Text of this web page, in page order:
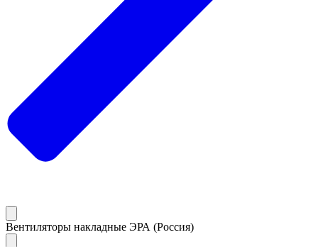
Вентиляторы накладные ЭРА (Россия)